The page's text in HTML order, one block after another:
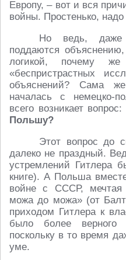
Европу, – вот и вся
войны. Простенько, надо
Но ведь, даже
поддаются
логикой, почему
«беспристрастных
объяснений? Сама
началась с немецко-
всего возникает
Польшу?
Этот вопрос до
далеко не праздный.
устремлений Гитлера
книге). А Польша
войне с СССР,
можа до можа» (от
приходом Гитлера к
было более
поскольку в то время
уме.